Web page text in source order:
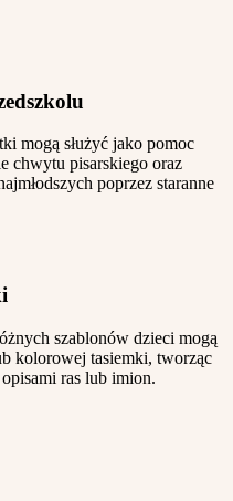
mogą służyć jako pomoc
chwytu pisarskiego oraz
poprzez staranne
szablonów dzieci mogą
kolorowej tasiemki, tworząc
ras lub imion.